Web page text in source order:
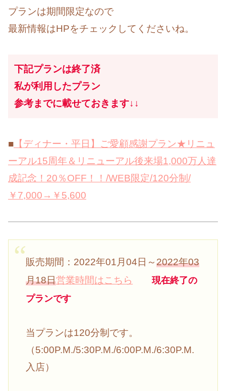
プランは期間限定なので
最新情報はHPをチェックしてくださいね。
下記プランは終了済
私が利用したプラン
参考までに載せておきます↓↓
■ 【ディナー・平日】ご愛顧感謝プラン★リニュ
ーアル15周年＆リニューアル後来場1,000万人達
成記念！20％OFF！！/WEB限定/120分制/
￥7,000→￥5,600
販売期間：2022年01月04日～2022年03
月18日営業時間はこちら
現在終了の
プランです
当プランは120分制です。
（5:00P.M./5:30P.M./6:00P.M./6:30P.M.
入店）